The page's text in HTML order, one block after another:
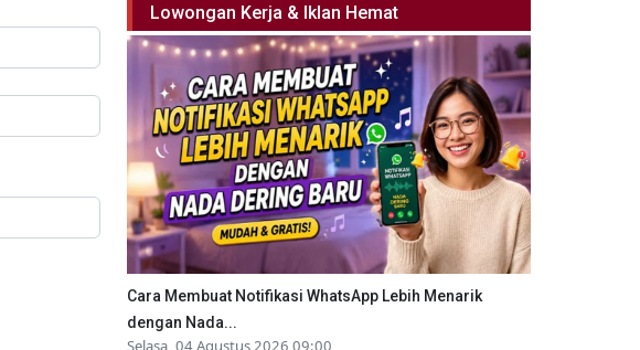
Lowongan Kerja & Iklan Hemat
Cara Membuat Notifikasi WhatsApp Lebih Menarik
dengan Nada...
Selasa, 04 Agustus 2026 09:00